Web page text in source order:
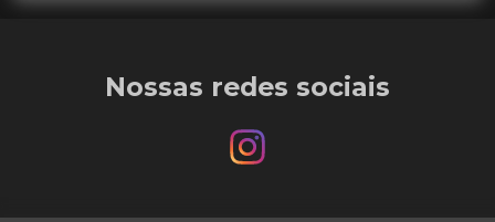
Nossas redes sociais